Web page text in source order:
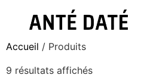
Accueil / Produits
9 résultats affichés